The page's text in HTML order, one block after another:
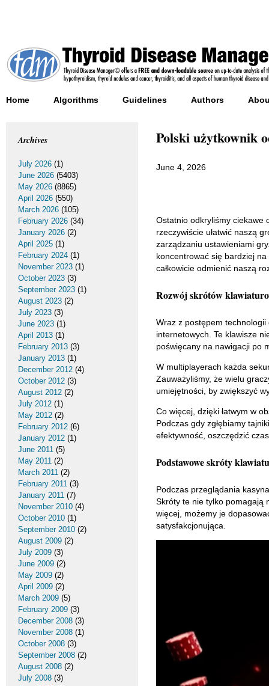
Home Algorithms Guidelines Authors
Polski użytkownik
June 4, 2026
Ostatnio odkryliśmy ciekawe
rzeczywiście ułatwić naszą
zarządzaniu ustawieniami
koncentrować się bardziej
całkowicie odmienić naszą
Rozwój skrótów
Wraz z postępem
internetowych. Te klawisze
poświęcany na nawigacji po
W multiplayerach każda
Zauważyliśmy, że wielu
umiejętności, by zwiększyć
Co więcej, dzięki łatwym w
Podczas gdy zgłębiamy
efektywność, oszczędzić
Podstawowe skróty
Podczas przeglądania
Skróty te nie tylko pomagają
więcej, możemy je
satysfakcjonująca.
Archives
July 2026 (1)
June 2026 (5403)
May 2026 (8865)
April 2026 (550)
March 2026 (105)
February 2026 (34)
January 2026 (2)
April 2025 (1)
February 2024 (1)
November 2023 (1)
October 2023 (3)
September 2023 (1)
August 2023 (2)
July 2023 (3)
June 2023 (1)
April 2013 (1)
February 2013 (3)
January 2013 (1)
December 2012 (4)
October 2012 (3)
August 2012 (2)
July 2012 (1)
May 2012 (2)
February 2012 (6)
January 2012 (1)
June 2011 (5)
May 2011 (2)
March 2011 (2)
February 2011 (3)
January 2011 (7)
November 2010 (4)
October 2010 (1)
September 2010 (2)
August 2009 (2)
July 2009 (3)
June 2009 (2)
May 2009 (2)
April 2009 (2)
March 2009 (5)
February 2009 (3)
December 2008 (3)
November 2008 (1)
October 2008 (3)
September 2008 (2)
August 2008 (2)
July 2008 (3)